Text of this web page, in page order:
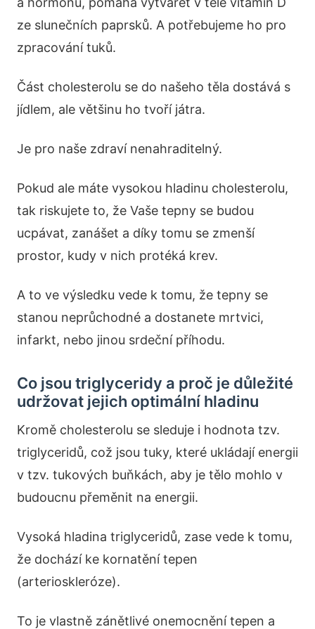
ze slunečních paprsků. A potřebujeme ho pro
zpracování tuků.
Část cholesterolu se do našeho těla dostává s
jídlem, ale většinu ho tvoří játra.
Je pro naše zdraví nenahraditelný.
Pokud ale máte vysokou hladinu cholesterolu,
tak riskujete to, že Vaše tepny se budou
ucpávat, zanášet a díky tomu se zmenší
prostor, kudy v nich protéká krev.
A to ve výsledku vede k tomu, že tepny se
stanou neprůchodné a dostanete mrtvici,
infarkt, nebo jinou srdeční příhodu.
Co jsou triglyceridy a proč je důležité
udržovat jejich optimální hladinu
Kromě cholesterolu se sleduje i hodnota tzv.
triglyceridů, což jsou tuky, které ukládají energii
v tzv. tukových buňkách, aby je tělo mohlo v
budoucnu přeměnit na energii.
Vysoká hladina triglyceridů, zase vede k tomu,
že dochází ke kornatění tepen
(arterioskleróze).
To je vlastně zánětlivé onemocnění tepen a